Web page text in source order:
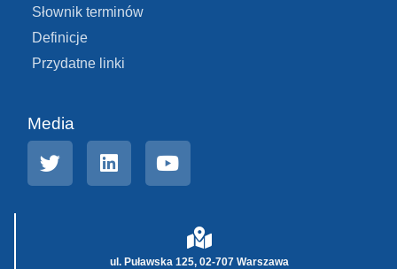
Słownik terminów
Definicje
Przydatne linki
Media
ul. Puławska 125, 02-707 Warszawa